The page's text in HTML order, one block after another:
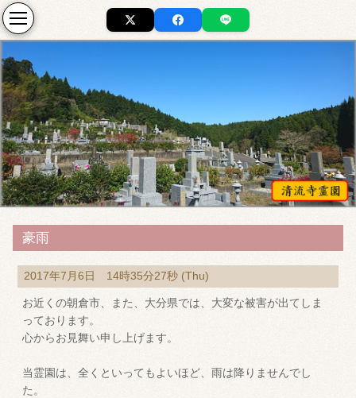
豪雨
2017年7月6日 14時35分27秒 (Thu)
お近くの朝倉市、また、大分県では、大変な被害が出てしま
っております。
心からお見舞い申し上げます。
当霊園は、全くといってもよいほど、雨は降りませんでし
た。